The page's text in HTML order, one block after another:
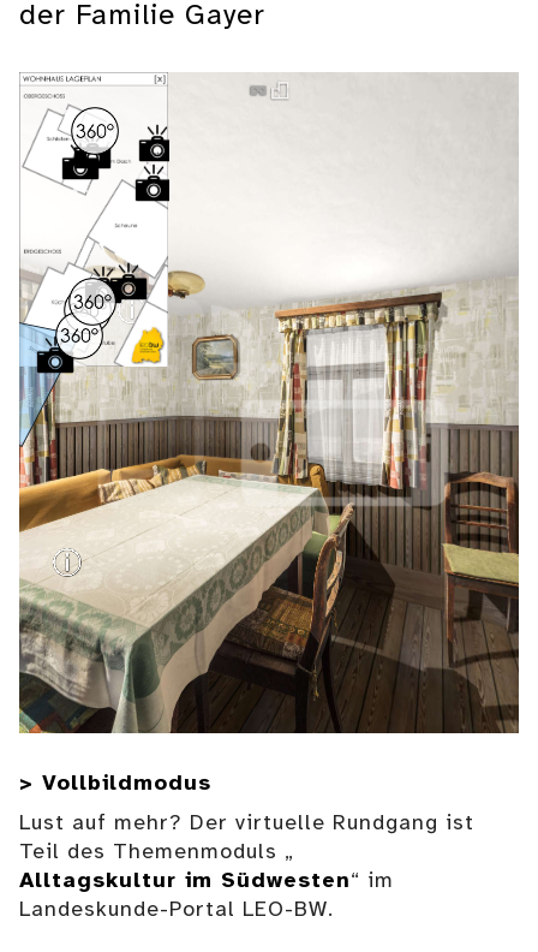
der Familie Gayer
> Vollbildmodus
Lust auf mehr? Der virtuelle Rundgang ist
Teil des Themenmoduls „
Alltagskultur im Südwesten“ im
Landeskunde-Portal LEO-BW.